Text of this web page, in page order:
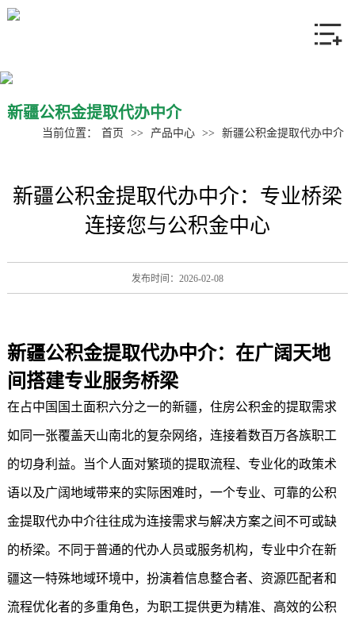
联系我们
新疆公积金提取代办中介
当前位置： 首页 >> 产品中心 >> 新疆公积金提取代办中介
新疆公积金提取代办中介：专业桥梁
连接您与公积金中心
发布时间：2026-02-08
新疆公积金提取代办中介：在广阔天地
间搭建专业服务桥梁
在占中国国土面积六分之一的新疆，住房公积金的提取需求
如同一张覆盖天山南北的复杂网络，连接着数百万各族职工
的切身利益。当个人面对繁琐的提取流程、专业化的政策术
语以及广阔地域带来的实际困难时，一个专业、可靠的公积
金提取代办中介往往成为连接需求与解决方案之间不可或缺
的桥梁。不同于普通的代办人员或服务机构，专业中介在新
疆这一特殊地域环境中，扮演着信息整合者、资源匹配者和
流程优化者的多重角色，为职工提供更为精准、高效的公积